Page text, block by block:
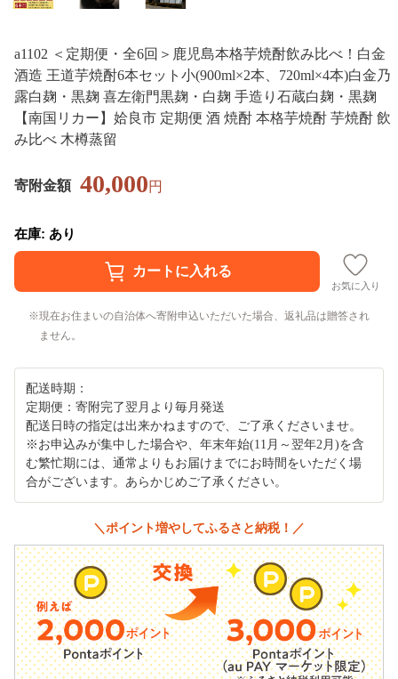
a1102 ＜定期便・全6回＞鹿児島本格芋焼酎飲み比べ！白金
酒造 王道芋焼酎6本セット小(900ml×2本、720ml×4本)白金乃
露白麹・黒麹 喜左衛門黒麹・白麹 手造り石蔵白麹・黒麹
【南国リカー】姶良市 定期便 酒 焼酎 本格芋焼酎 芋焼酎 飲
み比べ 木樽蒸留
寄附金額 40,000円
在庫: あり
お気に入り
現在お住まいの自治体へ寄附申込いただいた場合、返礼品は贈答され
ません。
配送時期：
定期便：寄附完了翌月より毎月発送
配送日時の指定は出来かねますので、ご了承くださいませ。
※お申込みが集中した場合や、年末年始(11月～翌年2月)を含
む繁忙期には、通常よりもお届けまでにお時間をいただく場
合がございます。あらかじめご了承ください。
＼ポイント増やしてふるさと納税！／